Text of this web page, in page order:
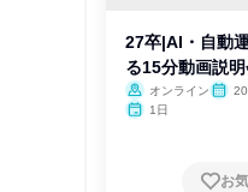
27卒|AI・自動
る15分動画説
オンライン
1日
お